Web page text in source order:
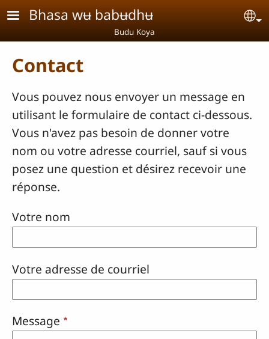
Aller au contenu principal
Bhasa wʉ babʉdhʉ
Budu Koya
Contact
Vous pouvez nous envoyer un message en
utilisant le formulaire de contact ci-dessous.
Vous n'avez pas besoin de donner votre
nom ou votre adresse courriel, sauf si vous
posez une question et désirez recevoir une
réponse.
Votre nom
Votre adresse de courriel
Message